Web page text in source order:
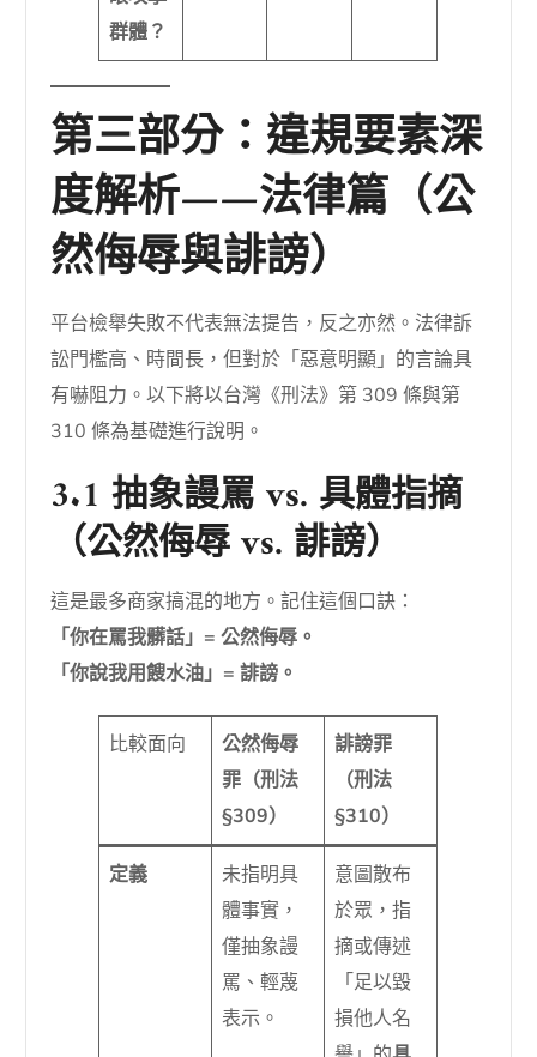
群體？
第三部分：違規要素深
度解析——法律篇（公
然侮辱與誹謗）
平台檢舉失敗不代表無法提告，反之亦然。法律訴
訟門檻高、時間長，但對於「惡意明顯」的言論具
有嚇阻力。以下將以台灣《刑法》第 309 條與第
310 條為基礎進行說明。
3.1 抽象謾罵 vs. 具體指摘
（公然侮辱 vs. 誹謗）
這是最多商家搞混的地方。記住這個口訣：
「你在罵我髒話」= 公然侮辱。
「你說我用餿水油」= 誹謗。
比較面向
公然侮辱
罪（刑法
§309）
誹謗罪
（刑法
§310）
定義
未指明具
體事實，
僅抽象謾
罵、輕蔑
表示。
意圖散布
於眾，指
摘或傳述
「足以毀
損他人名